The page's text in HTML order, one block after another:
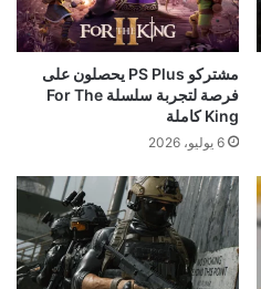
مشتركو PS Plus يحصلون على
فرصة لتجربة سلسلة For The
King كاملة
6 يوليو، 2026